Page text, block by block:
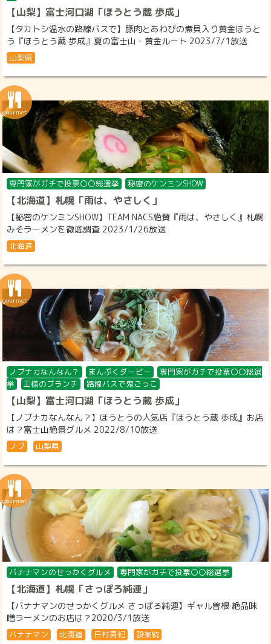
【山梨】富士河口湖「ほうとう蔵 歩成」
【タカトシ温水の路線バスで】豚肉とあわびの煮貝入り黄金ほうと
う『ほうとう蔵 歩成』夏の富士山・黄金ルート 2023/7/1放送
山梨県
専門家がガチで投票〇〇総選挙 秘密のケンミンSHOW
【北海道】札幌「雨は、やさしく」
【秘密のケンミンSHOW】TEAM NACS絶賛『雨は、やさしく』札幌
みそラーメンを徹底調査 2023/1/26放送
北海道
ノブナカなんなん？ まんぷくダービー
専門家がガチで投票〇〇総選
挙
王様のブランチ 路線バスで鬼ごっこ
【山梨】富士河口湖「ほうとう蔵 歩成」
【ノブナカなんなん？】ほうとうの人気店『ほうとう蔵 歩成』お店
は？富士山絶景グルメ 2022/8/10放送
ノブ 山梨県
バナナマンのせっかくグルメ 専門家がガチで投票〇〇総選挙
【北海道】札幌「さっぽろ純連」
【バナナマンのせっかくグルメ さっぽろ純連】ギャル曽根 絶品味
噌ラーメンのお店は？2020/3/1放送
バナナマン 北海道 日村勇紀 設楽統